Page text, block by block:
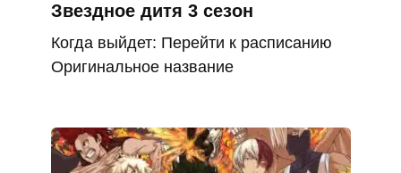
Звездное дитя 3 сезон
Когда выйдет: Перейти к расписанию
Оригинальное название